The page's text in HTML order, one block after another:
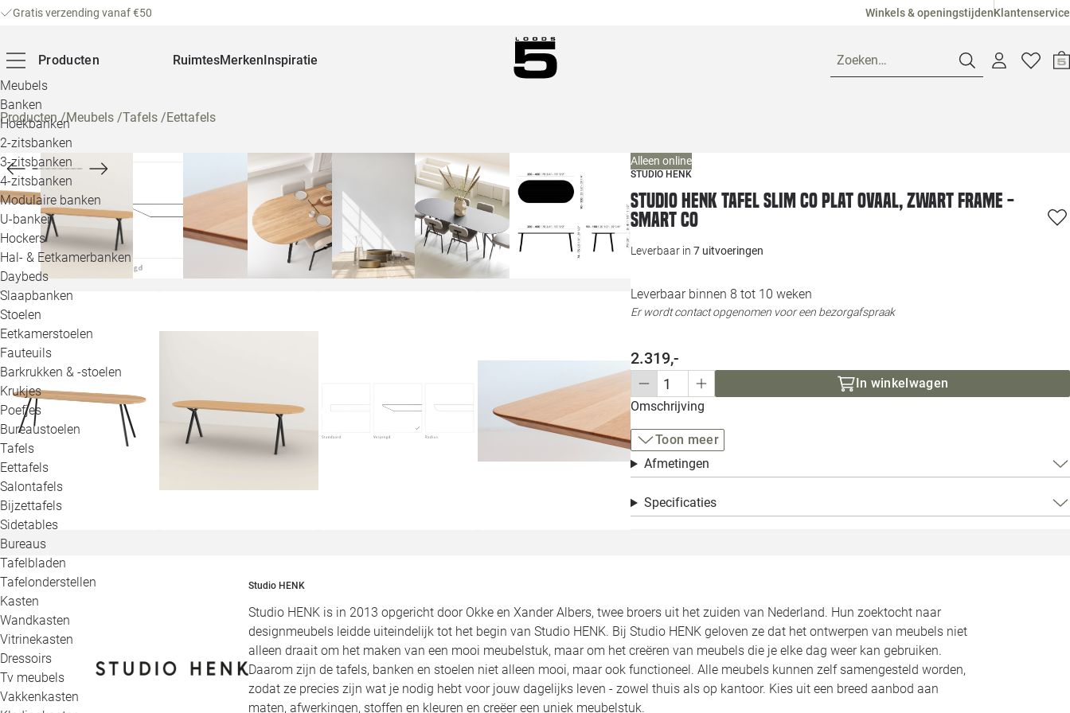
Gratis verzending vanaf €50 Winkels & openingstijdenKlantenservice
Producten
Meubels
Banken
Hoekbanken
2-zitsbanken
3-zitsbanken
4-zitsbanken
Modulaire banken
U-banken
Hockers
Hal- & Eetkamerbanken
Daybeds
Slaapbanken
Stoelen
Eetkamerstoelen
Fauteuils
Barkrukken & -stoelen
Krukjes
Poefjes
Bureaustoelen
Tafels
Eettafels
Salontafels
Bijzettafels
Sidetables
Bureaus
Tafelbladen
Tafelonderstellen
Kasten
Wandkasten
Vitrinekasten
Dressoirs
Tv meubels
Vakkenkasten
RuimtesMerkenInspiratie Zoeken…
Veelgestelde vragen
Loods 5
Loods 5
Alle
Producten/Meubels /Tafels /Eettafels
Alleen online
STUDIO HENK
Studio HENK tafel Slim Co Plat Ovaal, zwart frame -
Smart Co
Leverbaar in 7 uitvoeringen
Leverbaar binnen 8 tot 10 weken
Er wordt contact opgenomen voor een bezorgafspraak
2.319,-
In winkelwagen
Omschrijving
Toon meer
Afmetingen
Specificaties
Studio HENK
Studio HENK is in 2013 opgericht door Okke en Xander Albers, twee broers uit het zuiden van Nederland. Hun zoektocht naar
designmeubels leidde uiteindelijk tot het begin van Studio HENK. Bij Studio HENK geloven ze dat het ontwerpen van meubels niet
alleen draait om het maken van een mooi meubelstuk, maar om het creëren van meubels die je elke dag weer kan gebruiken.
Daarom zijn de tafels, banken en stoelen niet alleen mooi, maar ook functioneel. Alle meubels kunnen zelf samengesteld worden,
zodat ze precies zijn wat je nodig hebt voor jouw dagelijks leven - zowel thuis als op kantoor. Kies uit een breed aanbod aan
maten, afwerkingen, stoffen en kleuren en creëer een uniek meubelstuk.